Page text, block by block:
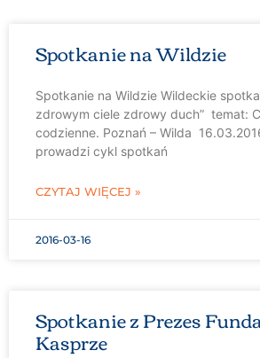
Spotkanie na Wildzie
Spotkanie na Wildzie Wildeckie
zdrowym ciele zdrowy duch” temat:
codzienne. Poznań – Wilda
prowadzi cykl spotkań
CZYTAJ WIĘCEJ »
2016-03-16
Spotkanie z Prezes
Kasprze